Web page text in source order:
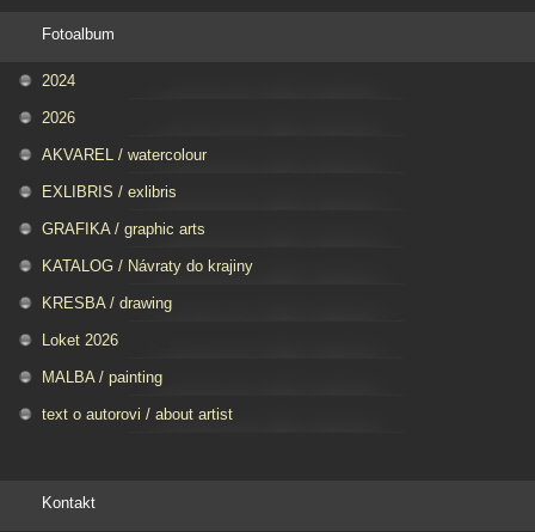
Fotoalbum
2024
2026
AKVAREL / watercolour
EXLIBRIS / exlibris
GRAFIKA / graphic arts
KATALOG / Návraty do krajiny
KRESBA / drawing
Loket 2026
MALBA / painting
text o autorovi / about artist
Kontakt